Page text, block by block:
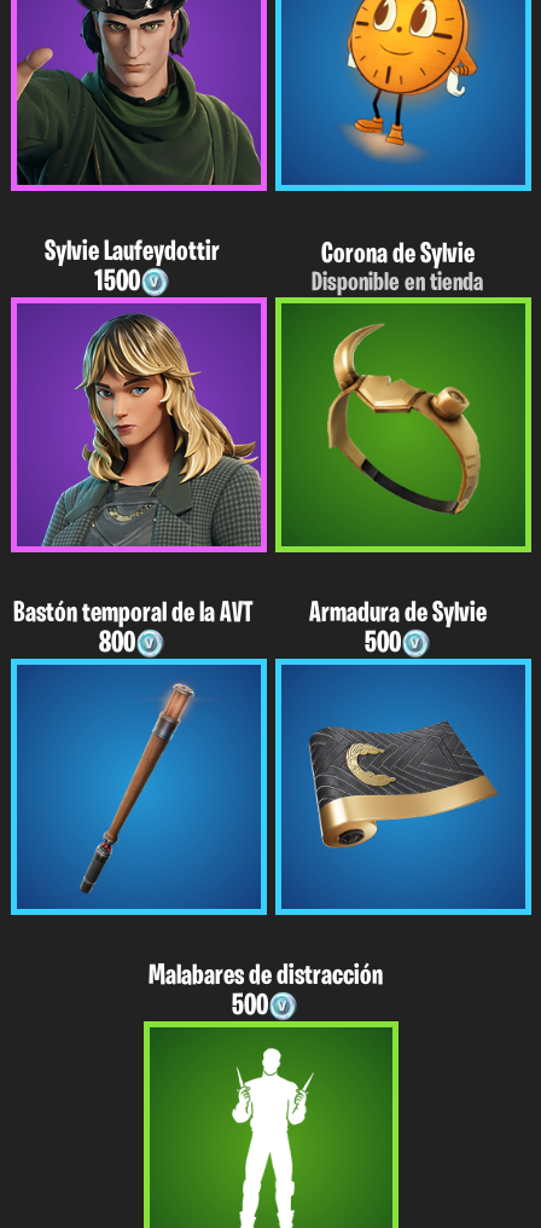
Sylvie Laufeydottir
1500
Corona de Sylvie
Disponible en tienda
Bastón temporal de la AVT
800
Armadura de Sylvie
500
Malabares de distracción
500